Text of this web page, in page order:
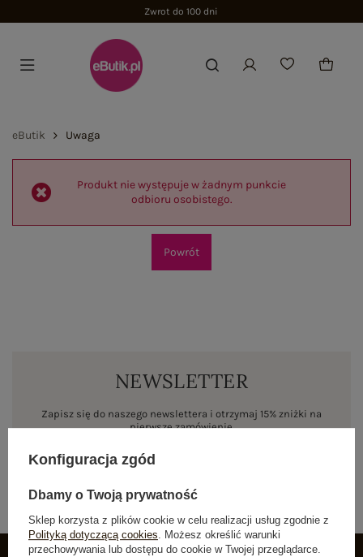
Zwrot do 100 dni
eButik Uwaga
Produkt nie występuje w żadnym punkcie
odbioru osobistego.
Powrót
NEWSLETTER
Zapisz się do naszego newslettera i otrzymaj 15% zniżki na
pierwsze zamówienie
Konfiguracja zgód
Dbamy o Twoją prywatność
Sklep korzysta z plików cookie w celu realizacji usług zgodnie z
Polityką dotyczącą cookies. Możesz określić warunki
przechowywania lub dostępu do cookie w Twojej przeglądarce.